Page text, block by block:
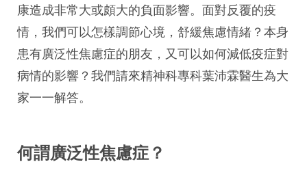
康造成非常大或頗大的負面影響。面對反覆的疫
情，我們可以怎樣調節心境，舒緩焦慮情緒？本身
患有廣泛性焦慮症的朋友，又可以如何減低疫症對
病情的影響？我們請來精神科專科葉沛霖醫生為大
家一一解答。
何謂廣泛性焦慮症？